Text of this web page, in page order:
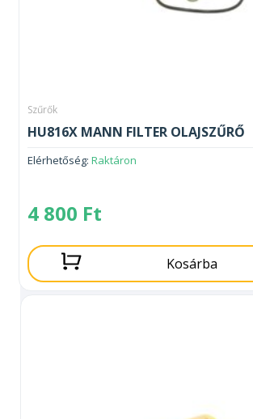
Szűrők
HU816X MANN FILTER OLAJSZŰRŐ
Elérhetőség: Raktáron
4 800 Ft
Kosárba